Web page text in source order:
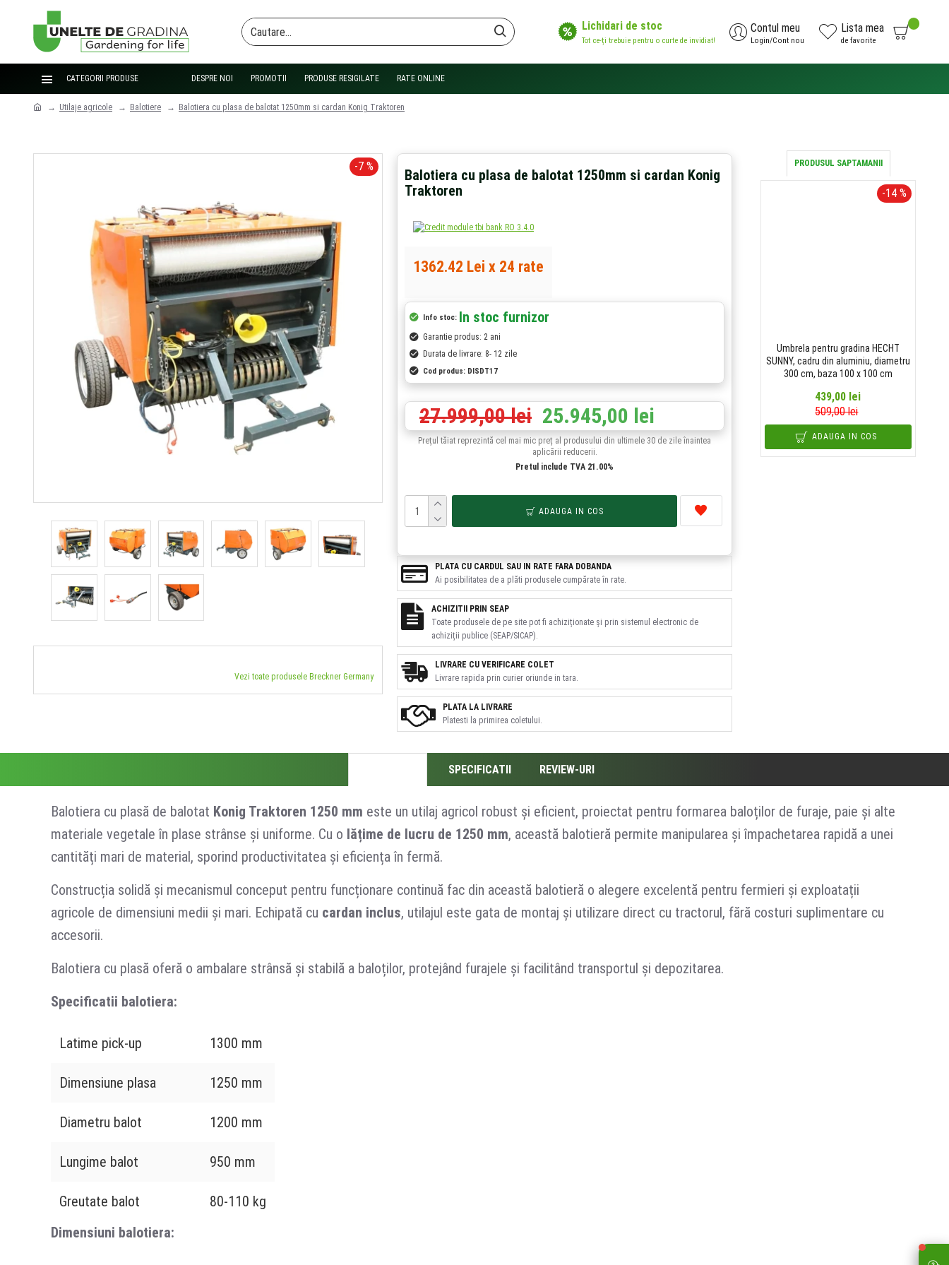
Lichidari de stoc
Tot ce-ți trebuie pentru o curte de invidiat!
Contul meu
Login/Cont nou
Lista mea
de favorite
CATEGORII PRODUSE DESPRE NOI PROMOTII PRODUSE RESIGILATE RATE ONLINE
Utilaje agricole Balotiere Balotiera cu plasa de balotat 1250mm si cardan Konig Traktoren
-7 %
Vezi toate produsele Breckner Germany
Balotiera cu plasa de balotat 1250mm si cardan Konig
Traktoren
Info stoc: In stoc furnizor
Garantie produs: 2 ani
Durata de livrare: 8- 12 zile
Cod produs: DISDT17
25.945,00 lei
27.999,00 lei
Prețul tăiat reprezintă cel mai mic preț al produsului din ultimele 30 de zile înaintea
aplicării reducerii.
Pretul include TVA 21.00%
ADAUGA IN COS
1362.42 Lei x 24 rate
PLATA LA LIVRARE
Platesti la primirea coletului.
LIVRARE CU VERIFICARE COLET
Livrare rapida prin curier oriunde in tara.
PLATA CU CARDUL SAU IN RATE FARA DOBANDA
Ai posibilitatea de a plăti produsele cumpărate în rate.
ACHIZITII PRIN SEAP
Toate produsele de pe site pot fi achiziționate și prin sistemul electronic de
achiziții publice (SEAP/SICAP).
PRODUSUL SAPTAMANII
-14 %
Umbrela pentru gradina HECHT
SUNNY, cadru din aluminiu, diametru
300 cm, baza 100 x 100 cm
439,00 lei
509,00 lei
ADAUGA IN COS
SPECIFICATII REVIEW-URI
Balotiera cu plasă de balotat Konig Traktoren 1250 mm este un utilaj agricol robust și eficient, proiectat pentru formarea baloților de furaje, paie și alte
materiale vegetale în plase strânse și uniforme. Cu o lățime de lucru de 1250 mm, această balotieră permite manipularea și împachetarea rapidă a unei
cantități mari de material, sporind productivitatea și eficiența în fermă.
Construcția solidă și mecanismul conceput pentru funcționare continuă fac din această balotieră o alegere excelentă pentru fermieri și exploatații
agricole de dimensiuni medii și mari. Echipată cu cardan inclus, utilajul este gata de montaj și utilizare direct cu tractorul, fără costuri suplimentare cu
accesorii.
Balotiera cu plasă oferă o ambalare strânsă și stabilă a baloților, protejând furajele și facilitând transportul și depozitarea.
Specificatii balotiera:
Latime pick-up 1300 mm
Dimensiune plasa 1250 mm
Diametru balot 1200 mm
Lungime balot 950 mm
Greutate balot
80-110 kg
Dimensiuni balotiera: